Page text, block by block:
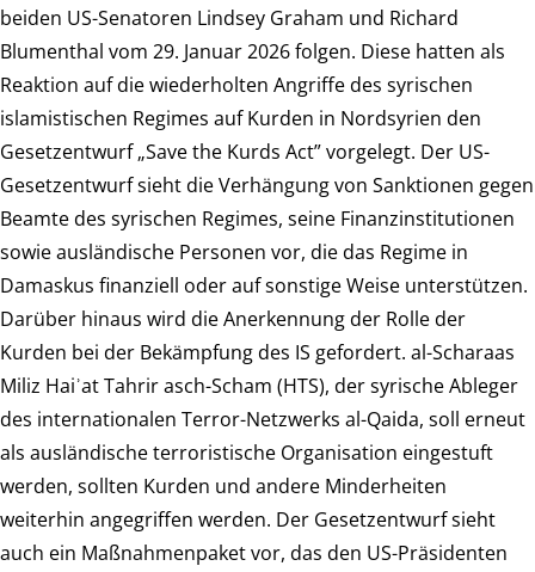
beiden US-Senatoren Lindsey Graham und Richard
Blumenthal vom 29. Januar 2026 folgen. Diese hatten als
Reaktion auf die wiederholten Angriffe des syrischen
islamistischen Regimes auf Kurden in Nordsyrien den
Gesetzentwurf „Save the Kurds Act” vorgelegt. Der US-
Gesetzentwurf sieht die Verhängung von Sanktionen gegen
Beamte des syrischen Regimes, seine Finanzinstitutionen
sowie ausländische Personen vor, die das Regime in
Damaskus finanziell oder auf sonstige Weise unterstützen.
Darüber hinaus wird die Anerkennung der Rolle der
Kurden bei der Bekämpfung des IS gefordert. al-Scharaas
Miliz Haiʾat Tahrir asch-Scham (HTS), der syrische Ableger
des internationalen Terror-Netzwerks al-Qaida, soll erneut
als ausländische terroristische Organisation eingestuft
werden, sollten Kurden und andere Minderheiten
weiterhin angegriffen werden. Der Gesetzentwurf sieht
auch ein Maßnahmenpaket vor, das den US-Präsidenten